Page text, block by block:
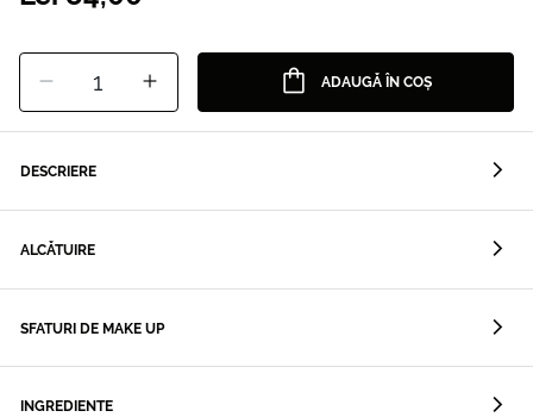
1 ADAUGĂ ÎN COȘ
DESCRIERE
ALCĂTUIRE
SFATURI DE MAKE UP
INGREDIENTE